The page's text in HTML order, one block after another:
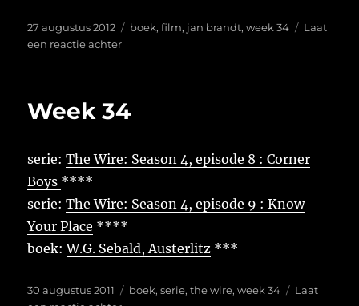
Geplaatst
op
27 augustus 2012 Tags
boek,film, jan brandt,week 34
Laat
een reactie achterop
Week 34
serie:The Wire: Season 4, episode 8 : Corner
Boys ****
serie:The Wire: Season 4, episode 9 : Know
Your Place ****
boek:W.G. Sebald, Austerlitz ***
Geplaatst
30 augustus 2011 Tags
boek,serie,the wire,week 34
Laat